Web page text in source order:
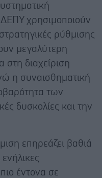
χρησιμοποιούν
ρύθμισης
μεγαλύτερη
στη διαχείριση
η συναισθηματική
των
δυσκολίες και την
επηρεάζει βαθιά
έντονα σε